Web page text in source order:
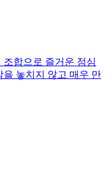
합으로 즐거운 점심
놓치지 않고 매우 만